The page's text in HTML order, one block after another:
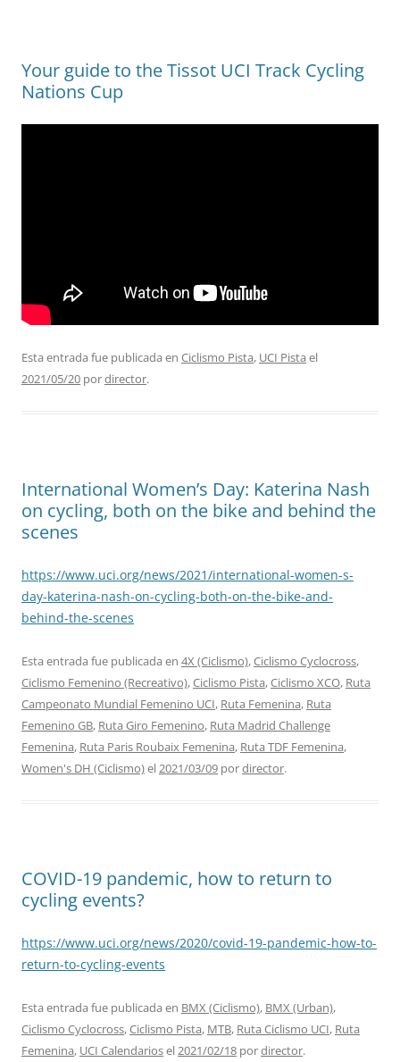
Your guide to the Tissot UCI Track Cycling
Nations Cup
Esta entrada fue publicada en Ciclismo Pista, UCI Pista el
2021/05/20 pordirector.
International Women’s Day: Katerina Nash
on cycling, both on the bike and behind the
scenes
https://www.uci.org/news/2021/international-women-s-
day-katerina-nash-on-cycling-both-on-the-bike-and-
behind-the-scenes
Esta entrada fue publicada en 4X (Ciclismo),Ciclismo Cyclocross,
Ciclismo Femenino (Recreativo),Ciclismo Pista,Ciclismo XCO, Ruta
Campeonato Mundial Femenino UCI, Ruta Femenina, Ruta
Femenino GB, Ruta Giro Femenino, Ruta Madrid Challenge
Femenina, Ruta Paris Roubaix Femenina, Ruta TDF Femenina,
Women's DH (Ciclismo)el2021/03/09 pordirector.
COVID-19 pandemic, how to return to
cycling events?
https://www.uci.org/news/2020/covid-19-pandemic-how-to-
return-to-cycling-events
Esta entrada fue publicada en BMX (Ciclismo), BMX (Urban),
Ciclismo Cyclocross,Ciclismo Pista, MTB, Ruta Ciclismo UCI, Ruta
Femenina, UCI Calendariosel2021/02/18 pordirector.